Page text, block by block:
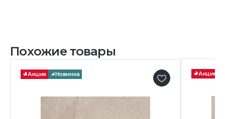
Похожие товары
Акция Новинка Акция